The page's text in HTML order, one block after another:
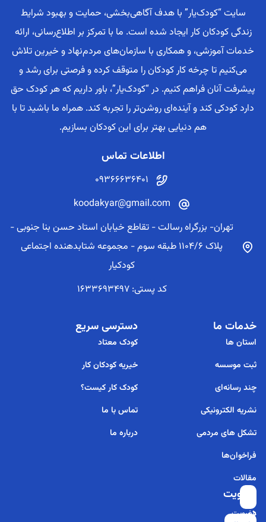
سایت “کودک‌یار” با هدف آگاهی‌بخشی، حمایت و بهبود شرایط
زندگی کودکان کار ایجاد شده است. ما با تمرکز بر اطلاع‌رسانی، ارائه
خدمات آموزشی، و همکاری با سازمان‌های مردم‌نهاد و خیرین تلاش
می‌کنیم تا چرخه کار کودکان را متوقف کرده و فرصتی برای رشد و
پیشرفت آنان فراهم کنیم. در “کودک‌یار”، باور داریم که هر کودک حق
دارد کودکی کند و آینده‌ای روشن‌تر را تجربه کند. همراه ما باشید تا با
هم دنیایی بهتر برای این کودکان بسازیم.
اطلاعات تماس
09366636401
koodakyar@gmail.com
تهران- بزرگراه رسالت - تقاطع خیابان استاد حسن بنا جنوبی -
پلاک 1104/6 طبقه سوم - مجموعه شتابدهنده اجتماعی
کودکیار
کد پستی: 1633693497
خدمات ما
استان ها
ثبت موسسه
چند رسانه‌ای
نشریه الکترونیکی
تشکل های مردمی
فراخوان‌ها
مقالات
دسترسی سریع
کودک معتاد
خیریه کودکان کار
کودک کار کیست؟
تماس با ما
درباره ما
عضویت
در
برای
عضویت